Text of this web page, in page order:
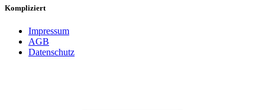
Kompliziert
Impressum
AGB
Datenschutz